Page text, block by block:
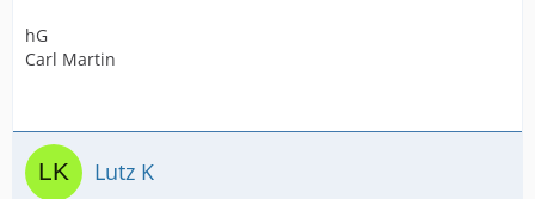
hG
Carl Martin
Lutz K